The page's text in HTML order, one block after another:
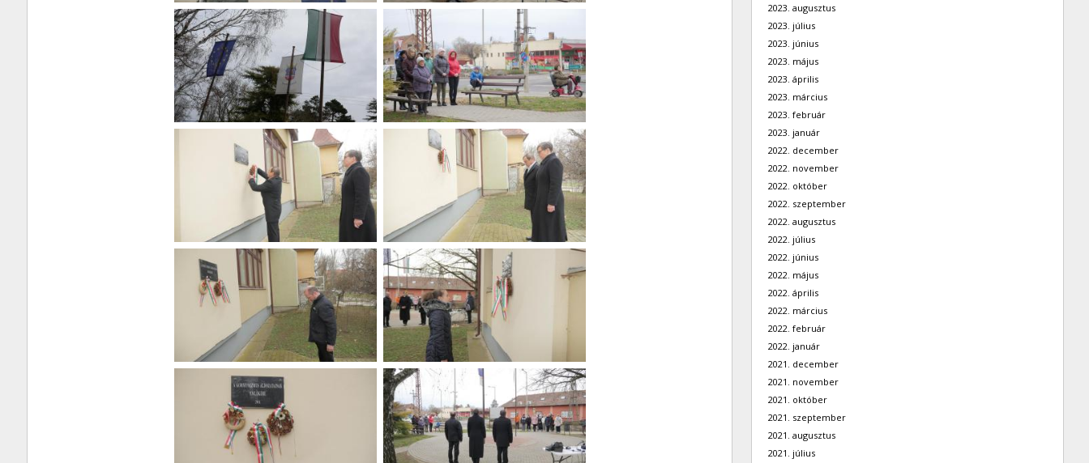
2023. augusztus
2023. július
2023. június
2023. május
2023. április
2023. március
2023. február
2023. január
2022. december
2022. november
2022. október
2022. szeptember
2022. augusztus
2022. július
2022. június
2022. május
2022. április
2022. március
2022. február
2022. január
2021. december
2021. november
2021. október
2021. szeptember
2021. augusztus
2021. július